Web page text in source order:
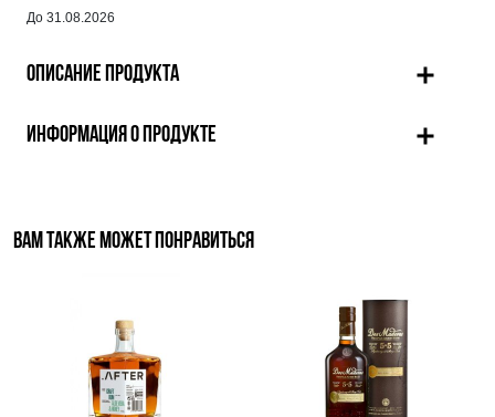
До 31.08.2026
ОПИСАНИЕ ПРОДУКТА
ИНФОРМАЦИЯ О ПРОДУКТЕ
ВАМ ТАКЖЕ МОЖЕТ ПОНРАВИТЬСЯ